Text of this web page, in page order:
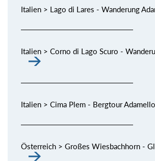
Italien > Lago di Lares - Wanderung
Italien > Corno di Lago Scuro -
Italien > Cima Plem - Bergtour Adamello
Österreich > Großes Wiesbachhorn -